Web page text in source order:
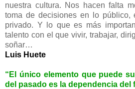
nuestra cultura. Nos hacen falta
toma de decisiones en lo
privado. Y lo que es más
talento con el que vivir, trabajar,
soñar…
Luis Huete
“El único elemento que puede
del pasado es la dependencia del